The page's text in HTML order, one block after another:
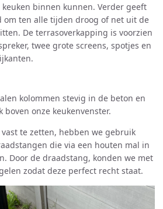
binnen kunnen. Verder geeft
om ten alle tijden droog of net uit de
De terrasoverkapping is voorzien
twee grote screens, spotjes en
kolommen stevig in de beton en
boven onze keukenvenster.
te zetten, hebben we gebruik
die via een houten mal in
Door de draadstang, konden we met
zodat deze perfect recht staat.